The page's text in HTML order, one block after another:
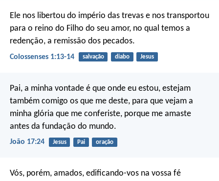
Ele nos libertou do império das trevas e nos transportou
para o reino do Filho do seu amor, no qual temos a
redenção, a remissão dos pecados.
Colossenses 1:13-14 salvação diabo Jesus
Pai, a minha vontade é que onde eu estou, estejam
também comigo os que me deste, para que vejam a
minha glória que me conferiste, porque me amaste
antes da fundação do mundo.
João 17:24 Jesus Pai oração
Vós, porém, amados, edificando-vos na vossa fé